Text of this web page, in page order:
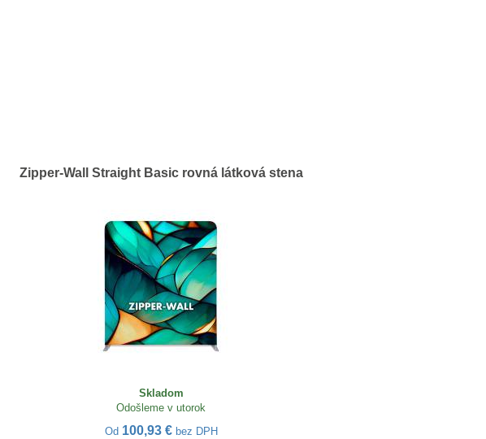
Zipper-Wall Straight Basic rovná látková stena
Skladom
Odošleme v utorok
Od 100,93 € bez DPH